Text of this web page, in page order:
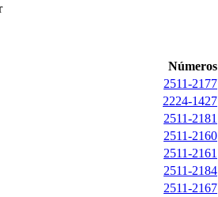
Números
2511-2177
2224-1427
2511-2181
2511-2160
2511-2161
2511-2184
2511-2167